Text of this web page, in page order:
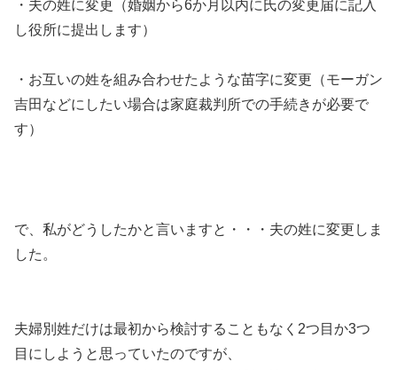
・夫の姓に変更
（婚姻から6か月以内に氏の変更届に記入
し役所に提出します）
・お互いの姓を組み合わせたような苗字に変更 （モーガン
吉田などにしたい場合は家庭裁判所での手続きが必要で
す）
で、私がどうしたかと言いますと・・・ 夫の姓に変更しま
した。
夫婦別姓だけは最初から検討することもなく2つ目か3つ
目にしようと思っていたのですが、